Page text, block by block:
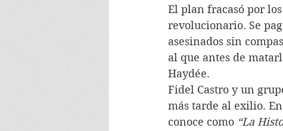
El plan fracasó por
revolucionario. Se
asesinados sin
al que antes de
Haydée.
Fidel Castro y un
más tarde al exilio.
conoce como “La